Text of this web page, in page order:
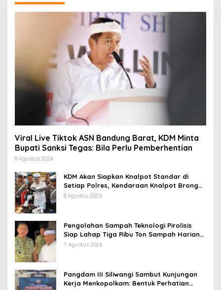
Viral Live Tiktok ASN Bandung Barat, KDM Minta
Bupati Sanksi Tegas: Bila Perlu Pemberhentian
8 Agustus 2026
KDM Akan Siapkan Knalpot Standar di
Setiap Polres, Kendaraan Knalpot Brong
Tertangkap Langsung Ganti
8 Agustus 2026
Pengolahan Sampah Teknologi Pirolisis
Siap Lahap Tiga Ribu Ton Sampah Harian
Jawa Barat
7 Agustus 2026
Pangdam III Siliwangi Sambut Kunjungan
Kerja Menkopolkam: Bentuk Perhatian